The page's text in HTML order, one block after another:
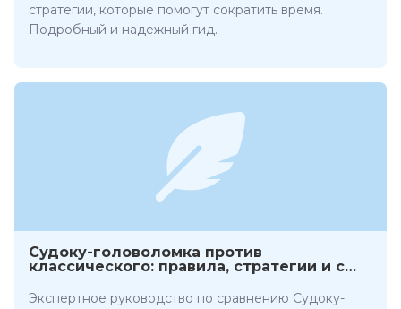
стратегии, которые помогут сократить время.
Подробный и надежный гид.
Судоку-головоломка против
классического: правила, стратегии и с
Экспертное руководство по сравнению Судоку-